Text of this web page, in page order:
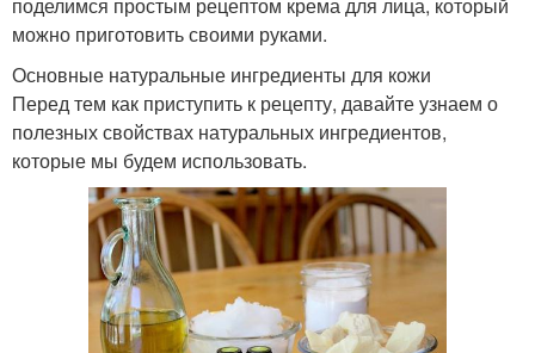
поделимся простым рецептом крема для лица, который
можно приготовить своими руками.
Основные натуральные ингредиенты для кожи
Перед тем как приступить к рецепту, давайте узнаем о
полезных свойствах натуральных ингредиентов,
которые мы будем использовать.